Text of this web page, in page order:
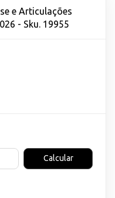
e Articulações
- Sku. 19955
Calcular